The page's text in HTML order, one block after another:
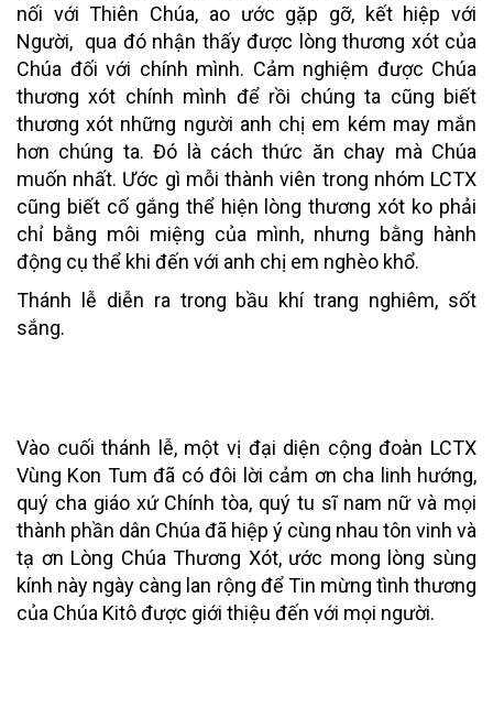
nối với Thiên Chúa, ao ước gặp gỡ, kết hiệp với
Người, qua đó nhận thấy được lòng thương xót của
Chúa đối với chính mình. Cảm nghiệm được Chúa
thương xót chính mình để rồi chúng ta cũng biết
thương xót những người anh chị em kém may mắn
hơn chúng ta. Đó là cách thức ăn chay mà Chúa
muốn nhất. Ước gì mỗi thành viên trong nhóm LCTX
cũng biết cố gắng thể hiện lòng thương xót ko phải
chỉ bằng môi miệng của mình, nhưng bằng hành
động cụ thể khi đến với anh chị em nghèo khổ.
Thánh lễ diễn ra trong bầu khí trang nghiêm, sốt
sắng.
Vào cuối thánh lễ, một vị đại diện cộng đoàn LCTX
Vùng Kon Tum đã có đôi lời cảm ơn cha linh hướng,
quý cha giáo xứ Chính tòa, quý tu sĩ nam nữ và mọi
thành phần dân Chúa đã hiệp ý cùng nhau tôn vinh và
tạ ơn Lòng Chúa Thương Xót, ước mong lòng sùng
kính này ngày càng lan rộng để Tin mừng tình thương
của Chúa Kitô được giới thiệu đến với mọi người.